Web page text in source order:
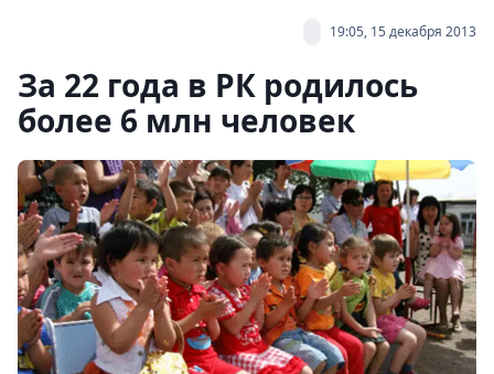
19:05, 15 декабря 2013
За 22 года в РК родилось
более 6 млн человек